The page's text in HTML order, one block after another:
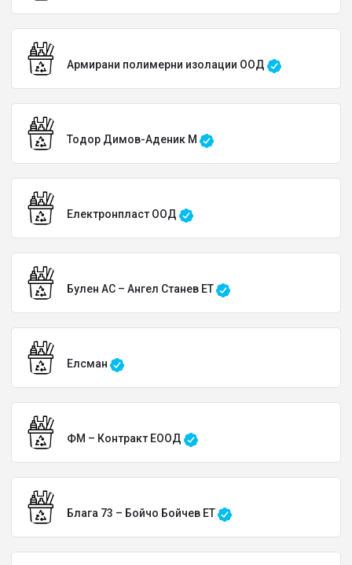
Армирани полимерни изолации ООД
Тодор Димов-Аденик М
Електронпласт ООД
Булен АС – Ангел Станев ЕТ
Елсман
ФМ – Контракт ЕООД
Блага 73 – Бойчо Бойчев ЕТ